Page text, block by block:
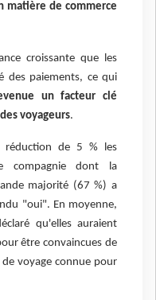
matière de commerce
croissante que les
des paiements, ce qui
un facteur clé
voyageurs.
de 5 % les
compagnie dont la
majorité (67 %) a
"oui". En moyenne,
qu'elles auraient
être convaincues de
voyage connue pour